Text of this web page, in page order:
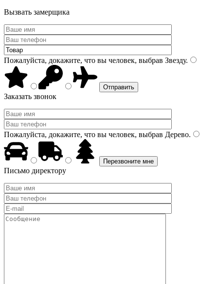
Вызвать замерщика
Пожалуйста, докажите, что вы человек, выбрав Звезду.
Заказать звонок
Пожалуйста, докажите, что вы человек, выбрав Дерево.
Письмо директору